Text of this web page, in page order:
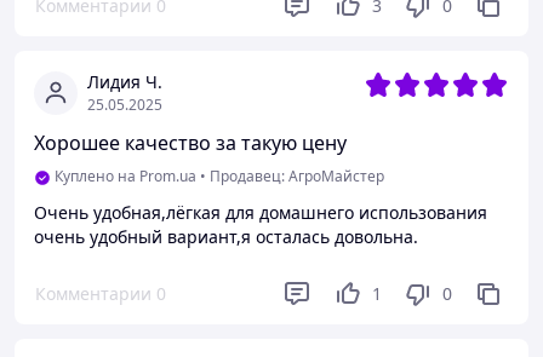
Комментарии 0 3 0
Лидия Ч.
25.05.2025
Хорошее качество за такую цену
Куплено на Prom.ua • Продавец: АгроМайстер
Очень удобная,лёгкая для домашнего использования
очень удобный вариант,я осталась довольна.
Комментарии 0 1 0